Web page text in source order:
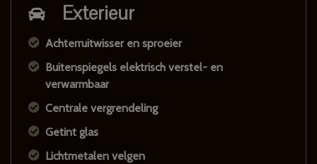
Exterieur
Achterruitwisser en sproeier
Buitenspiegels elektrisch verstel- en
verwarmbaar
Centrale vergrendeling
Getint glas
Lichtmetalen velgen